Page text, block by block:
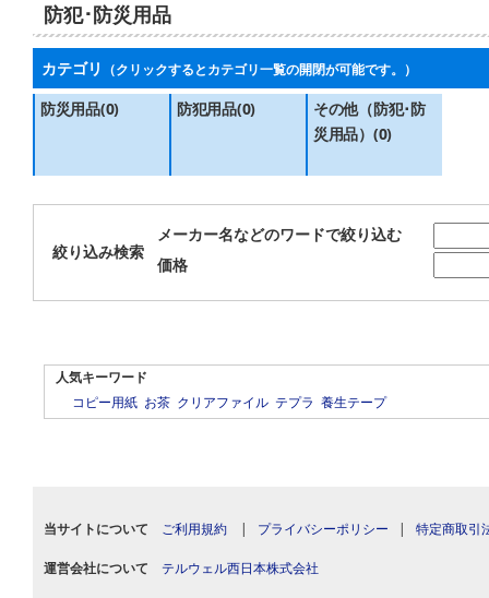
防犯･防災用品
カテゴリ （クリックするとカテゴリ一覧の開閉が可能です。）
防災用品(0) 防犯用品(0)
その他（防犯･防
災用品）(0)
絞り込み検索
メーカー名などのワードで絞り込む
価格
人気キーワード
コピー用紙 お茶 クリアファイル テプラ 養生テープ
当サイトについて ご利用規約 | プライバシーポリシー | 特定商取引
運営会社について テルウェル西日本株式会社